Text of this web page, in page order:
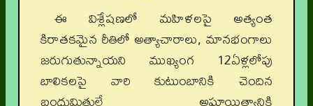
ఈ విశ్లేషణలో మహిళలపై అత్యంత
కిరాతకమైన రీతిలో అత్యాచారాలు, మానభంగాలు
జరుగుతున్నాయని ముఖ్యంగ 12ఏళ్లలోపు
బాలికలపై వారి కుటుంబానికి చెందిన